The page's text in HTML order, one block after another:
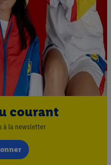
courant
à la newsletter